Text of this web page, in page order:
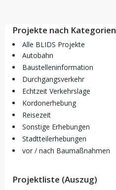
Projekte nach Kategorien
Alle BLIDS Projekte
Autobahn
Baustelleninformation
Durchgangsverkehr
Echtzeit Verkehrslage
Kordonerhebung
Reisezeit
Sonstige Erhebungen
Stadtteilerhebungen
vor / nach Baumaßnahmen
Projektliste (Auszug)